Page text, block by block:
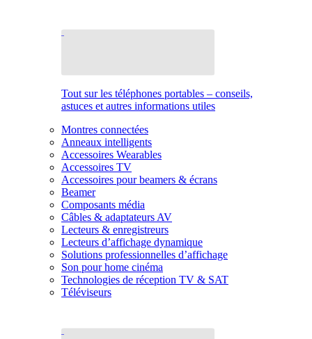
Tout sur les téléphones portables – conseils,
astuces et autres informations utiles
Montres connectées
Anneaux intelligents
Accessoires Wearables
Accessoires TV
Accessoires pour beamers & écrans
Beamer
Composants média
Câbles & adaptateurs AV
Lecteurs & enregistreurs
Lecteurs d’affichage dynamique
Solutions professionnelles d’affichage
Son pour home cinéma
Technologies de réception TV & SAT
Téléviseurs